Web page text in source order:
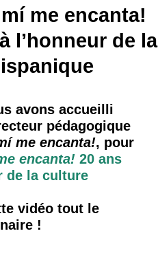
me encanta!
l’honneur de la
avons accueilli
pédagogique
me encanta!, pour
encanta! 20 ans
de la culture
vidéo tout le
!